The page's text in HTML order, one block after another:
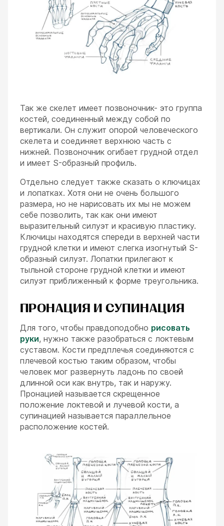
Так же скелет имеет позвоночник- это группа
костей, соединенный между собой по
вертикали. Он служит опорой человеческого
скелета и соединяет верхнюю часть с
нижней. Позвоночник огибает грудной отдел
и имеет S-образный профиль.
Отдельно следует также сказать о ключицах
и лопатках. Хотя они не очень большого
размера, но не нарисовать их мы не можем
себе позволить, так как они имеют
выразительный силуэт и красивую пластику.
Ключицы находятся спереди в верхней части
грудной клетки и имеют слегка изогнутый S-
образный силуэт. Лопатки прилегают к
тыльной стороне грудной клетки и имеют
силуэт приближенный к форме треугольника.
ПРОНАЦИЯ И СУПИНАЦИЯ
Для того, чтобы правдоподобно рисовать
руки, нужно также разобраться с локтевым
суставом. Кости предплечья соединяются с
плечевой костью таким образом, чтобы
человек мог развернуть ладонь по своей
длинной оси как внутрь, так и наружу.
Пронацией называется скрещенное
положение локтевой и лучевой кости, а
супинацией называется параллельное
расположение костей.